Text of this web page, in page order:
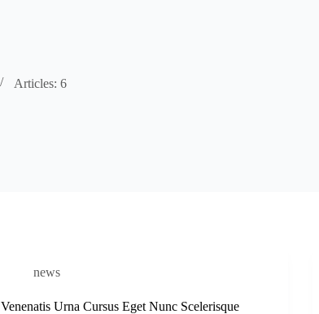
Articles: 6
news
Venenatis Urna Cursus Eget Nunc Scelerisque